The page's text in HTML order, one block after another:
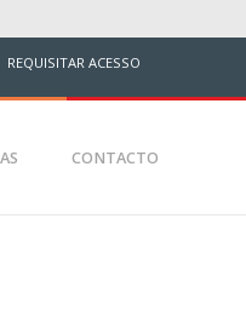
REQUISITAR ACESSO
CONTACTO